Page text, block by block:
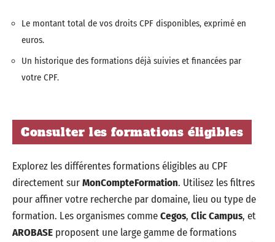
Le montant total de vos droits CPF disponibles, exprimé en
euros.
Un historique des formations déjà suivies et financées par
votre CPF.
Consulter les formations éligibles
Explorez les différentes formations éligibles au CPF
directement surMonCompteFormation. Utilisez les filtres
pour affiner votre recherche par domaine, lieu ou type de
formation. Les organismes commeCegos, Clic Campus, et
AROBASE proposent une large gamme de formations